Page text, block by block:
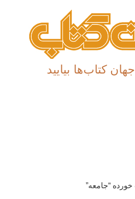
کتاب‌ها بیایید
“جامعه”